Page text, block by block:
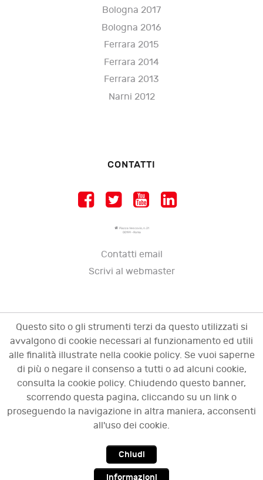
Bologna 2017
Bologna 2016
Ferrara 2015
Ferrara 2014
Ferrara 2013
Narni 2012
CONTATTI
Piazza Vescovio, n. 21
00199 - Roma
Contatti email
Scrivi al webmaster
© 2009 - 2026 OCI - Osservatorio sulle crisi
d'impresa. Tutti i diritti riservati.
Questo sito o gli strumenti terzi da questo utilizzati si
avvalgono di cookie necessari al funzionamento ed utili
alle finalità illustrate nella cookie policy. Se vuoi saperne
di più o negare il consenso a tutti o ad alcuni cookie,
consulta la cookie policy. Chiudendo questo banner,
scorrendo questa pagina, cliccando su un link o
proseguendo la navigazione in altra maniera, acconsenti
all'uso dei cookie.
Chiudi
Informazioni